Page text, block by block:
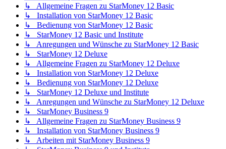
↳ Allgemeine Fragen zu StarMoney 12 Basic
↳ Installation von StarMoney 12 Basic
↳ Bedienung von StarMoney 12 Basic
↳ StarMoney 12 Basic und Institute
↳ Anregungen und Wünsche zu StarMoney 12 Basic
↳ StarMoney 12 Deluxe
↳ Allgemeine Fragen zu StarMoney 12 Deluxe
↳ Installation von StarMoney 12 Deluxe
↳ Bedienung von StarMoney 12 Deluxe
↳ StarMoney 12 Deluxe und Institute
↳ Anregungen und Wünsche zu StarMoney 12 Deluxe
↳ StarMoney Business 9
↳ Allgemeine Fragen zu StarMoney Business 9
↳ Installation von StarMoney Business 9
↳ Arbeiten mit StarMoney Business 9